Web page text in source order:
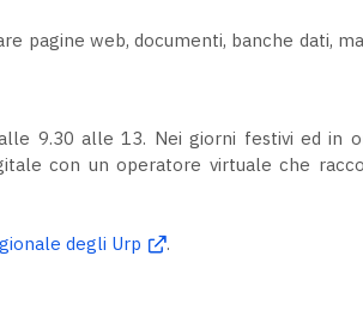
pagine web, documenti, banche dati,
9.30 alle 13. Nei giorni festivi ed in
con un operatore virtuale che
degli Urp .